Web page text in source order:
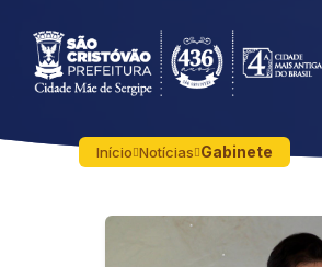
Início Notícias Gabinete